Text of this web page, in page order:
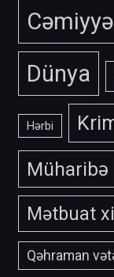
Dünya
Hərbi
Müharibə
Mətbuat
Qəhraman